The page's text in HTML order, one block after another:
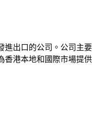
進出口的公司。公司主要
香港本地和國際市場提供